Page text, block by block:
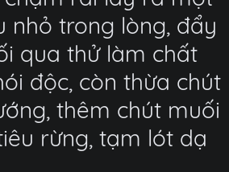
nhỏ trong lòng, đẩy
qua thử làm chất
độc, còn thừa chút
thêm chút muối
rừng, tạm lót dạ